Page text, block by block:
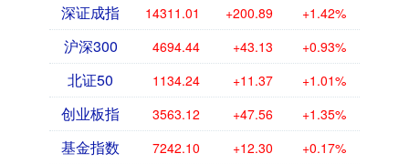
深证成指 14311.01 +200.89 +1.42%
沪深300 4694.44 +43.13 +0.93%
北证50 1134.24 +11.37 +1.01%
创业板指 3563.12 +47.56 +1.35%
基金指数 7242.10 +12.30 +0.17%